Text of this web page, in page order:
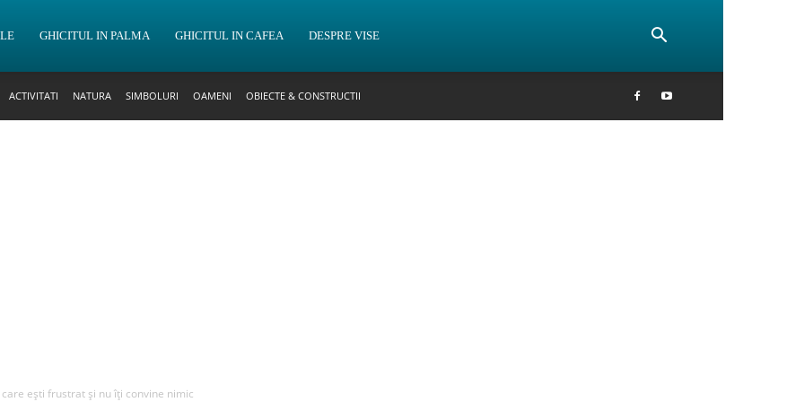
GHICITUL IN PALMA GHICITUL IN CAFEA DESPRE VISE
ACTIVITATI NATURA SIMBOLURI OAMENI OBIECTE & CONSTRUCTII
ești frustrat și nu îți convine nimic